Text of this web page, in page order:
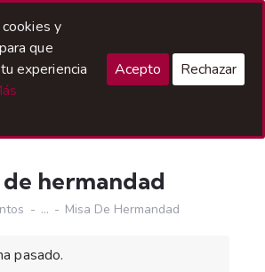
de hermandad
... Misa De Hermandad
pasado.
y
que
experiencia
Acepto Rechazar